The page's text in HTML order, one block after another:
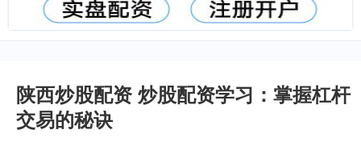
陕西炒股配资 炒股配资学习：掌握杠杆
交易的秘诀